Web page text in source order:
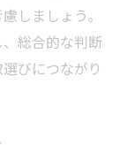
しましょう。
総合的な判断
びにつながり